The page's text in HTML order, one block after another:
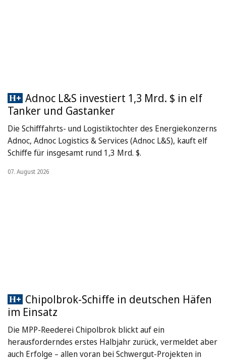
Adnoc L&S investiert 1,3 Mrd. $ in elf
Tanker und Gastanker
Die Schifffahrts- und Logistiktochter des Energiekonzerns
Adnoc, Adnoc Logistics & Services (Adnoc L&S), kauft elf
Schiffe für insgesamt rund 1,3 Mrd. $.
07. August 2026
Chipolbrok-Schiffe in deutschen Häfen
im Einsatz
Die MPP-Reederei Chipolbrok blickt auf ein
herausforderndes erstes Halbjahr zurück, vermeldet aber
auch Erfolge – allen voran bei Schwergut-Projekten in